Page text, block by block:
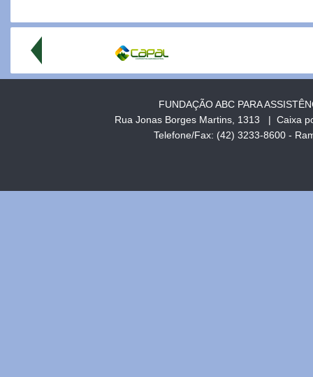
FUNDAÇÃO ABC PARA
Rua Jonas Borges Martins, 1313 | Caixa
Telefone/Fax: (42) 3233-8600 -